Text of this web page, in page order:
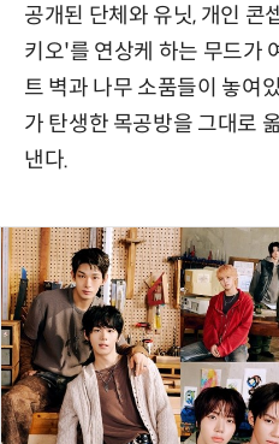
공개된 단체와 유닛, 개인 콘
키오'를 연상케 하는 무드가
트 벽과 나무 소품들이 놓여
가 탄생한 목공방을 그대로
낸다.